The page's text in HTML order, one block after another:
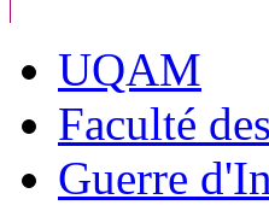
UQAM
Faculté
Guerre